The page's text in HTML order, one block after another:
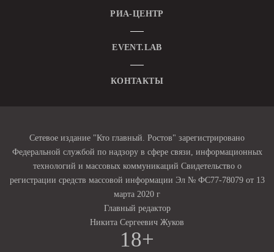
РИА-ЦЕНТР
EVENT.LAB
КОНТАКТЫ
Сетевое издание "Кто главный. Ростов" зарегистрировано
Федеральной службой по надзору в сфере связи, информационных
технологий и массовых коммуникаций Свидетельство о
регистрации средств массовой информации Эл № ФС77-78079 от 13
марта 2020 г
Главный редактор
Никита Сергеевич Жуков
18+